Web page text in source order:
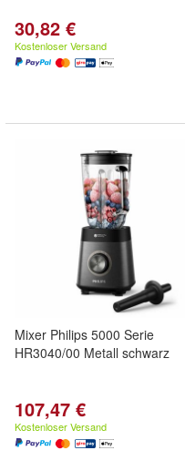
30,82 €
Kostenloser Versand
Mixer Philips 5000 Serie
HR3040/00 Metall schwarz
107,47 €
Kostenloser Versand